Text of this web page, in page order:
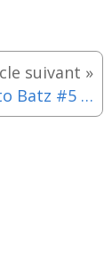
Batz sur Mer - Back to Batz #5 - Dimanche 2 août 2026